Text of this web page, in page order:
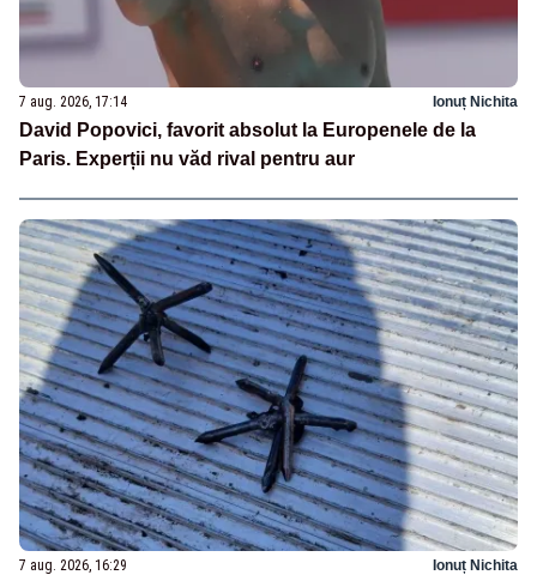
7 aug. 2026, 17:14 Ionuț Nichita
David Popovici, favorit absolut la Europenele de la
Paris. Experții nu văd rival pentru aur
7 aug. 2026, 16:29 Ionuț Nichita